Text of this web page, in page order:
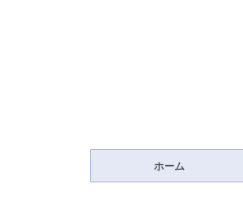
ホーム